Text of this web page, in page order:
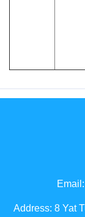
Email:
Address: 8 Yat